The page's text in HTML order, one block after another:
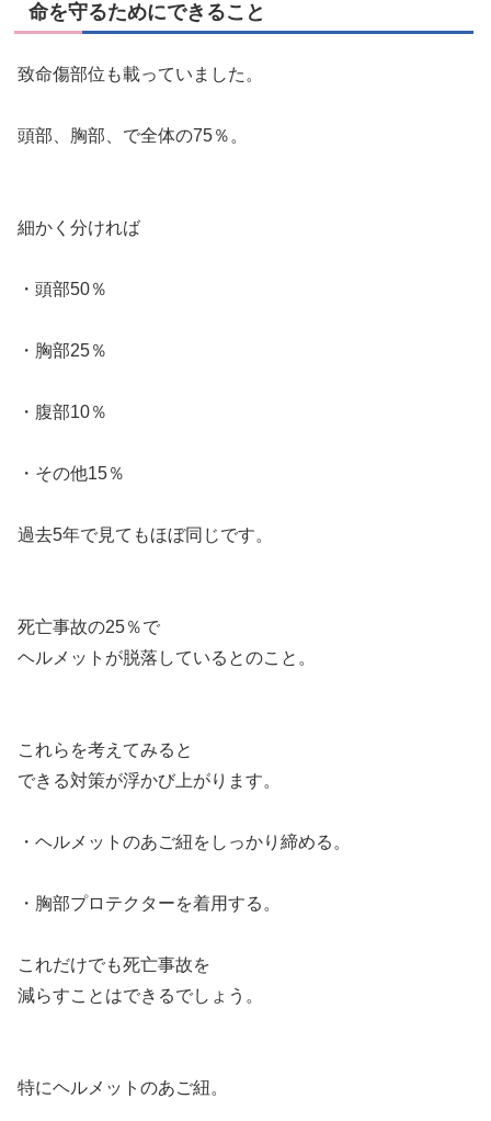
命を守るためにできること
致命傷部位も載っていました。
頭部、胸部、で全体の75％。
細かく分ければ
・頭部50％
・胸部25％
・腹部10％
・その他15％
過去5年で見てもほぼ同じです。
死亡事故の25％で
ヘルメットが脱落しているとのこと。
これらを考えてみると
できる対策が浮かび上がります。
・ヘルメットのあご紐をしっかり締める。
・胸部プロテクターを着用する。
これだけでも死亡事故を
減らすことはできるでしょう。
特にヘルメットのあご紐。